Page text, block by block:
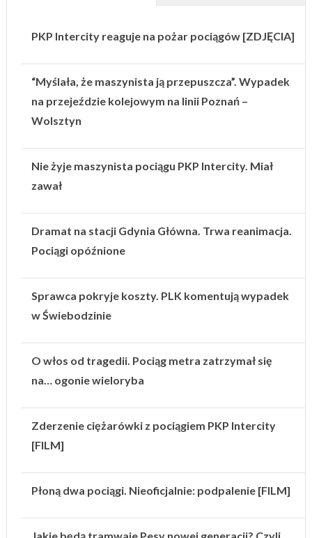
PKP Intercity reaguje na pożar pociągów [ZDJĘCIA]
“Myślała, że maszynista ją przepuszcza”. Wypadek
na przejeździe kolejowym na linii Poznań –
Wolsztyn
Nie żyje maszynista pociągu PKP Intercity. Miał
zawał
Dramat na stacji Gdynia Główna. Trwa reanimacja.
Pociągi opóźnione
Sprawca pokryje koszty. PLK komentują wypadek
w Świebodzinie
O włos od tragedii. Pociąg metra zatrzymał się
na… ogonie wieloryba
Zderzenie ciężarówki z pociągiem PKP Intercity
[FILM]
Płoną dwa pociągi. Nieoficjalnie: podpalenie [FILM]
Jakie będą tramwaje Pesy nowej generacji? Czyli